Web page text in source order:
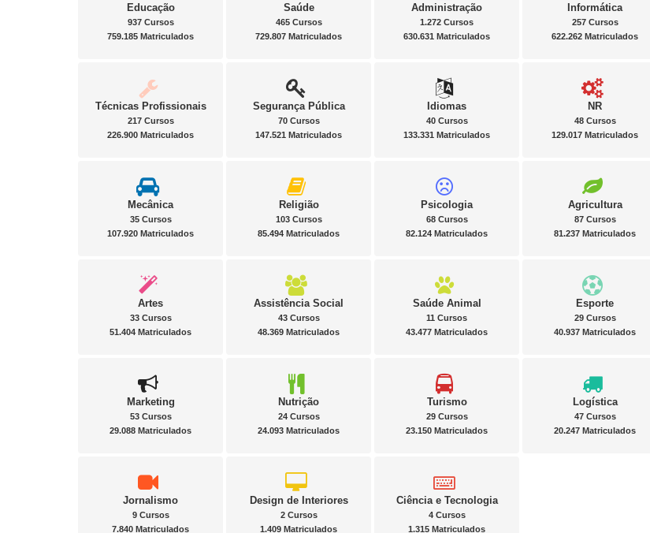
Educação
937 Cursos
759.185 Matriculados
Saúde
465 Cursos
729.807 Matriculados
Administração
1.272 Cursos
630.631 Matriculados
Informática
257 Cursos
622.262 Matriculados
Técnicas Profissionais
217 Cursos
226.900 Matriculados
Segurança Pública
70 Cursos
147.521 Matriculados
Idiomas
40 Cursos
133.331 Matriculados
NR
48 Cursos
129.017 Matriculados
Mecânica
35 Cursos
107.920 Matriculados
Religião
103 Cursos
85.494 Matriculados
Psicologia
68 Cursos
82.124 Matriculados
Agricultura
87 Cursos
81.237 Matriculados
Artes
33 Cursos
51.404 Matriculados
Assistência Social
43 Cursos
48.369 Matriculados
Saúde Animal
11 Cursos
43.477 Matriculados
Esporte
29 Cursos
40.937 Matriculados
Marketing
53 Cursos
29.088 Matriculados
Nutrição
24 Cursos
24.093 Matriculados
Turismo
29 Cursos
23.150 Matriculados
Logística
47 Cursos
20.247 Matriculados
Jornalismo
9 Cursos
7.840 Matriculados
Design de Interiores
2 Cursos
1.409 Matriculados
Ciência e Tecnologia
4 Cursos
1.315 Matriculados